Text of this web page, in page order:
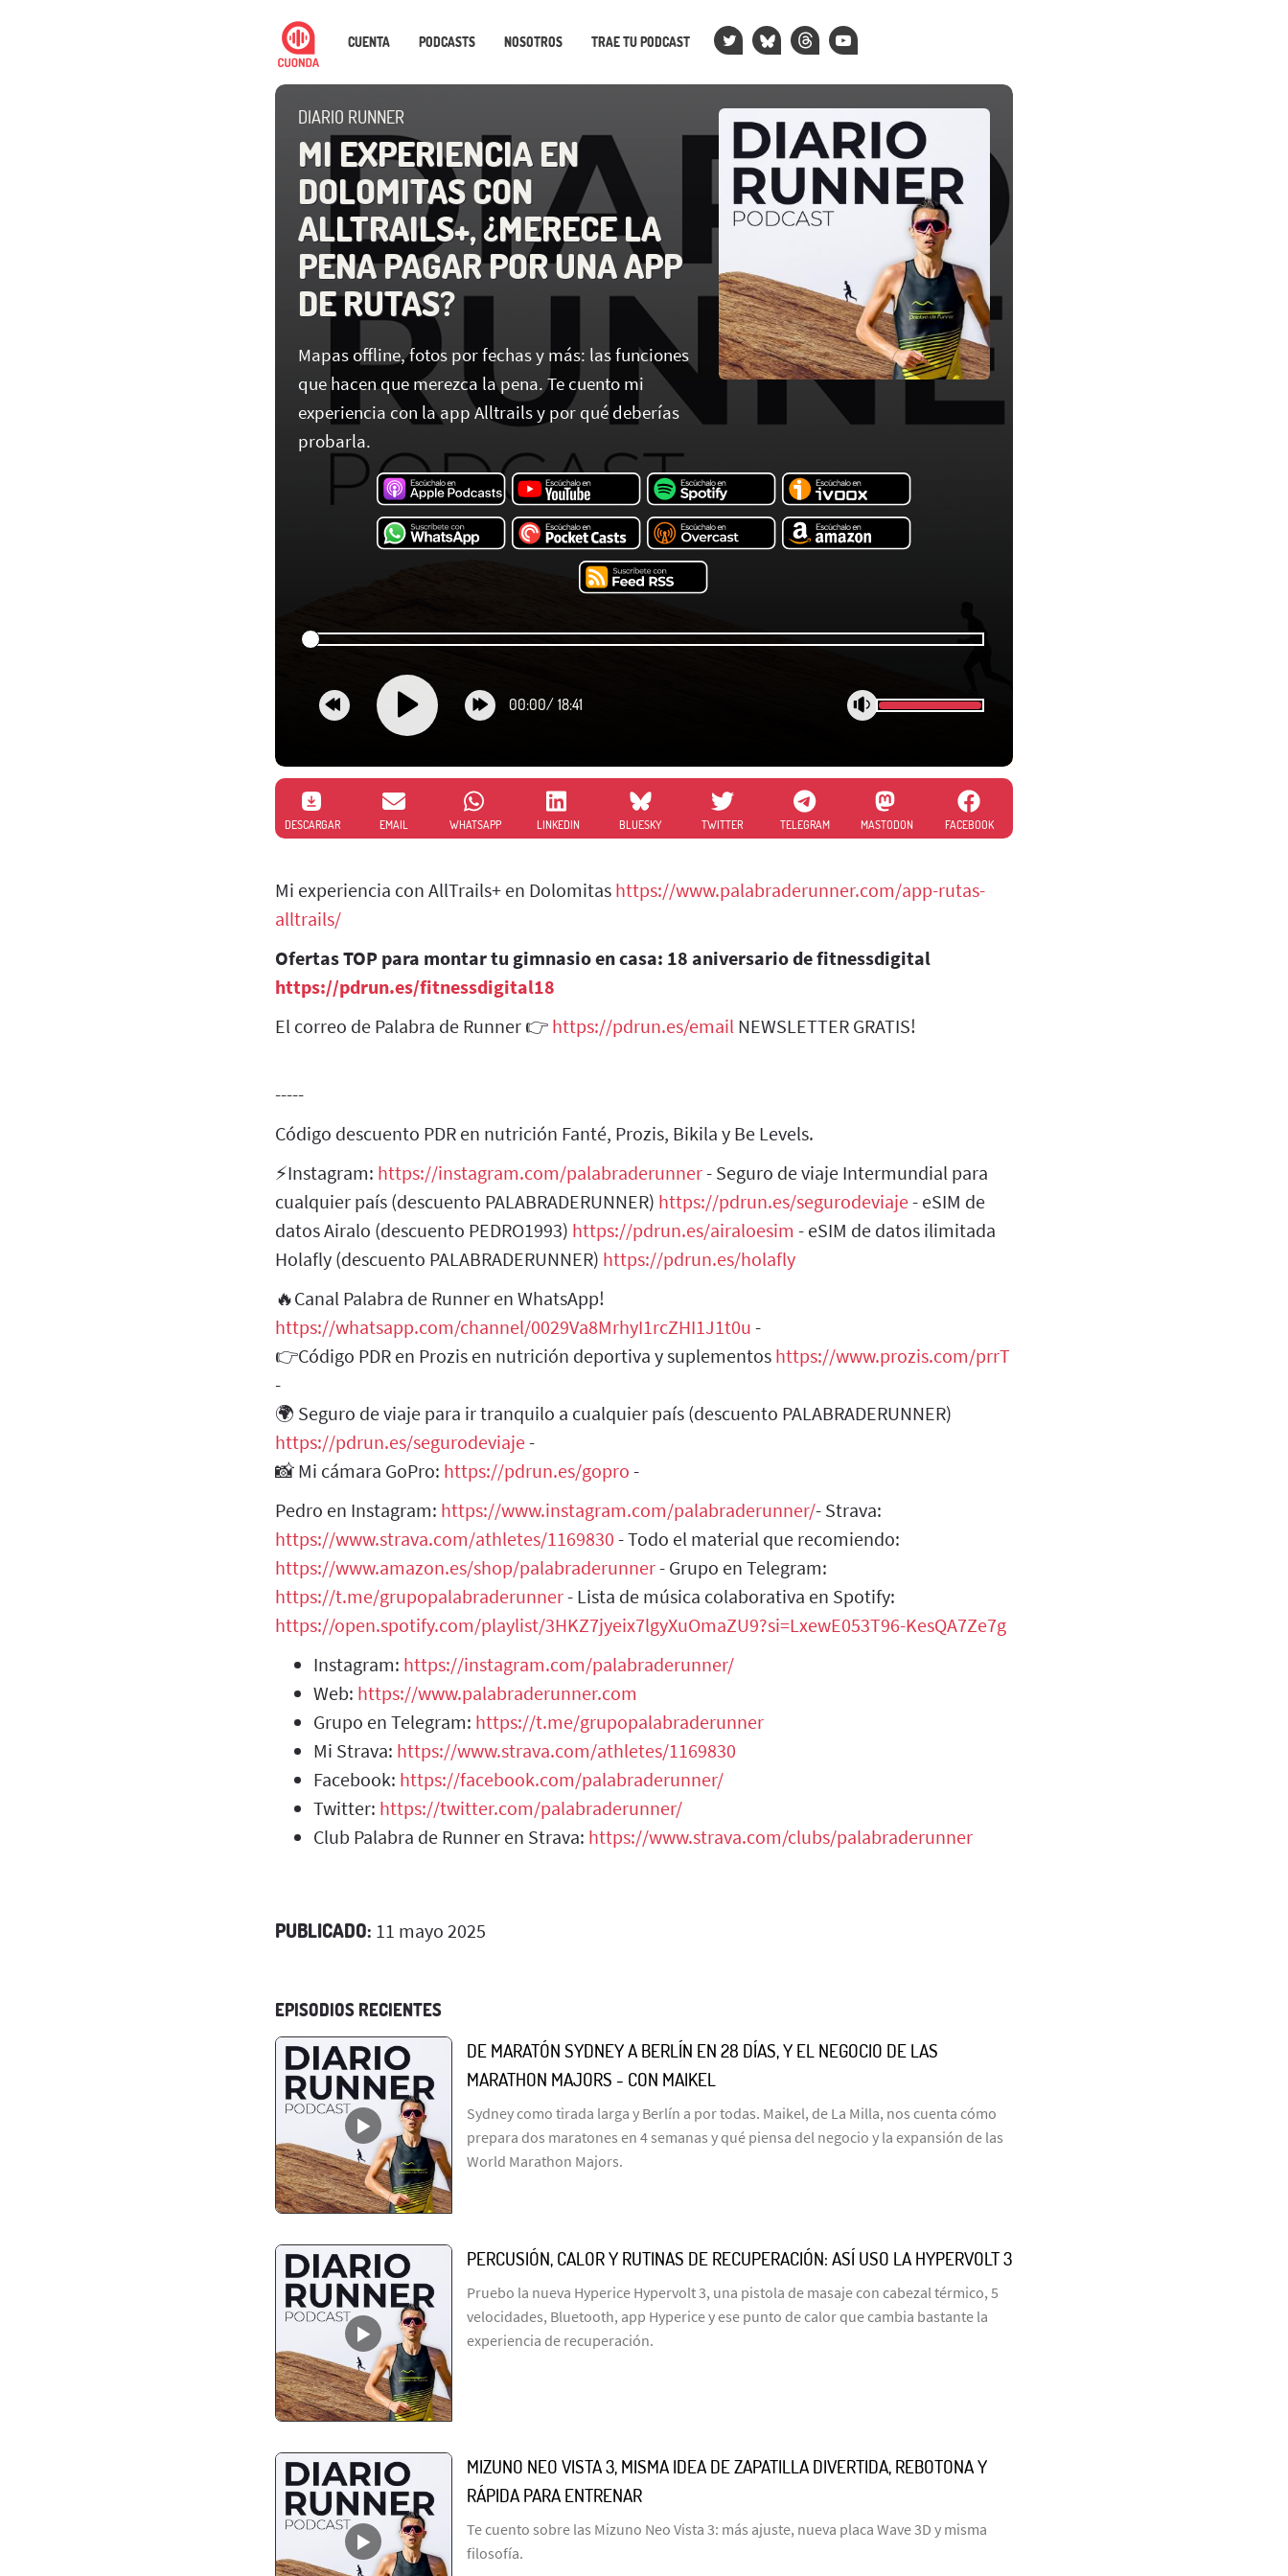
CUENTA PODCASTS NOSOTROS TRAE TU PODCAST
DIARIO RUNNER
MI EXPERIENCIA EN
DOLOMITAS CON
ALLTRAILS+, ¿MERECE LA
PENA PAGAR POR UNA APP
DE RUTAS?
Mapas offline, fotos por fechas y más: las funciones
que hacen que merezca la pena. Te cuento mi
experiencia con la app Alltrails y por qué deberías
probarla.
00:00/ 18:41
DESCARGAR EMAIL WHATSAPP LINKEDIN BLUESKY TWITTER TELEGRAM MASTODON FACEBOOK
Mi experiencia con AllTrails+ en Dolomitas https://www.palabraderunner.com/app-rutas-
alltrails/
Ofertas TOP para montar tu gimnasio en casa: 18 aniversario de fitnessdigital
https://pdrun.es/fitnessdigital18
El correo de Palabra de Runner 👉 https://pdrun.es/email NEWSLETTER GRATIS!
-----
Código descuento PDR en nutrición Fanté, Prozis, Bikila y Be Levels.
⚡Instagram: https://instagram.com/palabraderunner- Seguro de viaje Intermundial para
cualquier país (descuento PALABRADERUNNER) https://pdrun.es/segurodeviaje- eSIM de
datos Airalo (descuento PEDRO1993) https://pdrun.es/airaloesim - eSIM de datos ilimitada
Holafly (descuento PALABRADERUNNER) https://pdrun.es/holafly
🔥Canal Palabra de Runner en WhatsApp!
https://whatsapp.com/channel/0029Va8MrhyI1rcZHI1J1t0u -
👉Código PDR en Prozis en nutrición deportiva y suplementos https://www.prozis.com/prrT
-
🌍 Seguro de viaje para ir tranquilo a cualquier país (descuento PALABRADERUNNER)
https://pdrun.es/segurodeviaje-
📸 Mi cámara GoPro: https://pdrun.es/gopro -
Pedro en Instagram: https://www.instagram.com/palabraderunner/- Strava:
https://www.strava.com/athletes/1169830 - Todo el material que recomiendo:
https://www.amazon.es/shop/palabraderunner- Grupo en Telegram:
https://t.me/grupopalabraderunner- Lista de música colaborativa en Spotify:
https://open.spotify.com/playlist/3HKZ7jyeix7lgyXuOmaZU9?si=LxewE053T96-KesQA7Ze7g
Instagram: https://instagram.com/palabraderunner/
Web: https://www.palabraderunner.com
Grupo en Telegram: https://t.me/grupopalabraderunner
Mi Strava: https://www.strava.com/athletes/1169830
Facebook: https://facebook.com/palabraderunner/
Twitter: https://twitter.com/palabraderunner/
Club Palabra de Runner en Strava: https://www.strava.com/clubs/palabraderunner
PUBLICADO: 11 mayo 2025
EPISODIOS RECIENTES
DE MARATÓN SYDNEY A BERLÍN EN 28 DÍAS, Y EL NEGOCIO DE LAS
MARATHON MAJORS - CON MAIKEL
Sydney como tirada larga y Berlín a por todas. Maikel, de La Milla, nos cuenta cómo
prepara dos maratones en 4 semanas y qué piensa del negocio y la expansión de las
World Marathon Majors.
PERCUSIÓN, CALOR Y RUTINAS DE RECUPERACIÓN: ASÍ USO LA HYPERVOLT 3
Pruebo la nueva Hyperice Hypervolt 3, una pistola de masaje con cabezal térmico, 5
velocidades, Bluetooth, app Hyperice y ese punto de calor que cambia bastante la
experiencia de recuperación.
MIZUNO NEO VISTA 3, MISMA IDEA DE ZAPATILLA DIVERTIDA, REBOTONA Y
RÁPIDA PARA ENTRENAR
Te cuento sobre las Mizuno Neo Vista 3: más ajuste, nueva placa Wave 3D y misma
filosofía.